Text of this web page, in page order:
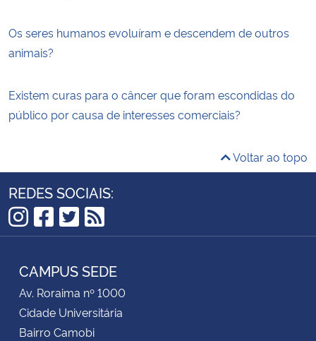
Os seres humanos evoluíram e descendem de outros
animais?
Existem curas para o câncer que foram escondidas do
público por causa de interesses comerciais?
Voltar ao topo
REDES SOCIAIS:
Instagram
Facebook
Twitter
RSS
CAMPUS SEDE
Av. Roraima nº 1000
Cidade Universitária
Bairro Camobi